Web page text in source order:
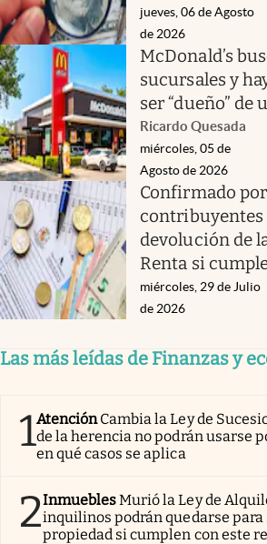
jueves, 06 de Agosto
de 2026
McDonald’s
sucursales y
ser “dueño” de
Ricardo Quesada
miércoles, 05 de
Agosto de 2026
Confirmado
contribuyentes
devolución de
Renta si
miércoles, 29 de Julio
de 2026
Las más leídas de Finanzas y
1AtenciónCambia la Ley de
de la herencia no podrán usarse
en qué casos se aplica
2InmueblesMurió la Ley de
inquilinos podrán quedarse
propiedad si cumplen con este